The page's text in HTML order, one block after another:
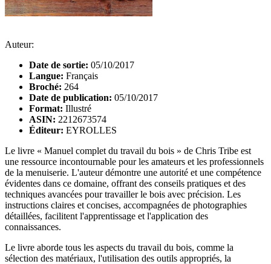
Auteur:
Date de sortie: 05/10/2017
Langue: Français
Broché: 264
Date de publication: 05/10/2017
Format: Illustré
ASIN: 2212673574
Éditeur: EYROLLES
Le livre « Manuel complet du travail du bois » de Chris Tribe est
une ressource incontournable pour les amateurs et les professionnels
de la menuiserie. L'auteur démontre une autorité et une compétence
évidentes dans ce domaine, offrant des conseils pratiques et des
techniques avancées pour travailler le bois avec précision. Les
instructions claires et concises, accompagnées de photographies
détaillées, facilitent l'apprentissage et l'application des
connaissances.
Le livre aborde tous les aspects du travail du bois, comme la
sélection des matériaux, l'utilisation des outils appropriés, la